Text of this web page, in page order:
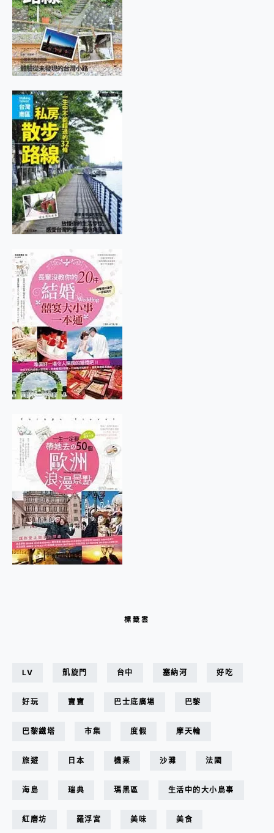
標籤雲
LV 凱旋門 台中 塞納河 好吃
好玩 寶寶 巴士底廣場 巴黎
巴黎鐵塔 市集 度假 摩天輪
旅遊 日本 機票 沙灘 法國
海島 瑞典 瑪黑區 生活中的大小鳥事
紅磨坊 羅浮宮 美味 美食